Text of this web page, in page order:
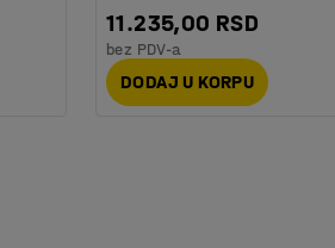
11.235,00 RSD
bez PDV-a
DODAJ U KORPU